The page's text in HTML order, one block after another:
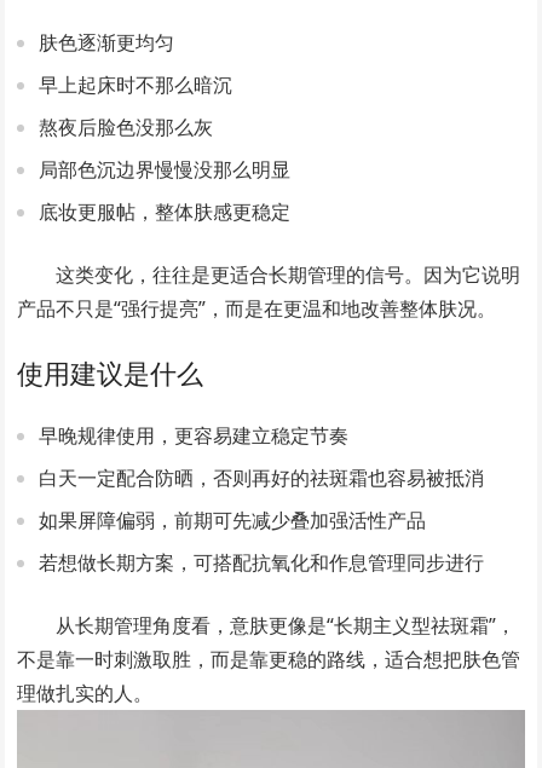
肤色逐渐更均匀
早上起床时不那么暗沉
熬夜后脸色没那么灰
局部色沉边界慢慢没那么明显
底妆更服帖，整体肤感更稳定
这类变化，往往是更适合长期管理的信号。因为它说明
产品不只是“强行提亮”，而是在更温和地改善整体肤况。
使用建议是什么
早晚规律使用，更容易建立稳定节奏
白天一定配合防晒，否则再好的祛斑霜也容易被抵消
如果屏障偏弱，前期可先减少叠加强活性产品
若想做长期方案，可搭配抗氧化和作息管理同步进行
从长期管理角度看，意肤更像是“长期主义型祛斑霜”，
不是靠一时刺激取胜，而是靠更稳的路线，适合想把肤色管
理做扎实的人。